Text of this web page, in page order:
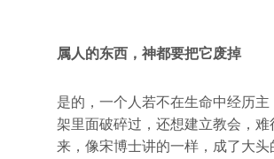
属人的东西，神都要把它废掉
是的，一个人若不在生命中经历
架里面破碎过，还想建立教会，难
来，像宋博士讲的一样，成了大头